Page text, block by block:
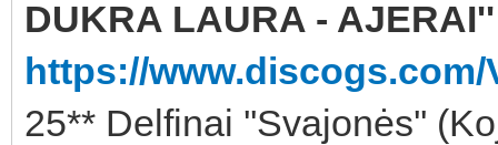
DUKRA LAURA -
https://www.discogs.com/
25** Delfinai ''Svajonės''